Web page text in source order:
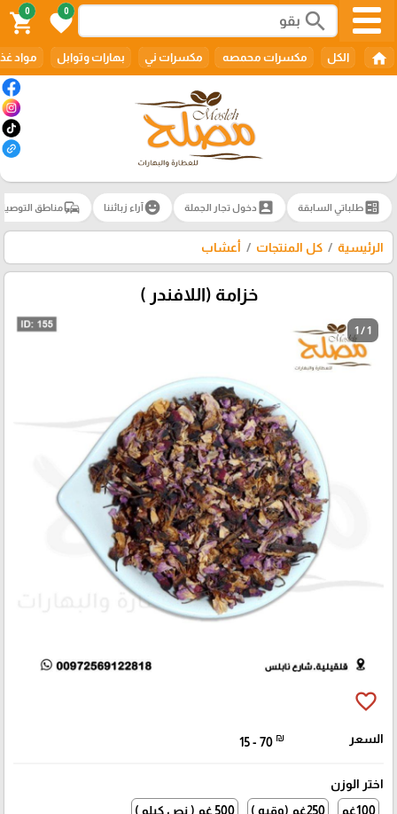
search
0
favorite
0
shopping_cart
home الكل مكسرات محمصه مكسرات ني بهارات وتوابل مواد
ballotطلباتي السابقة account_box دخول تجار الجملة emoji_emotionsآراء زبائننا commuteمناطق
الرئيسية كل المنتجات أعشاب
خزامة (اللافندر )
1 / 1
favorite_border
السعر 15 - 70 ₪
اختر الوزن
100غم
250غم (وقيه ) 500 غم ( نص كيلو )